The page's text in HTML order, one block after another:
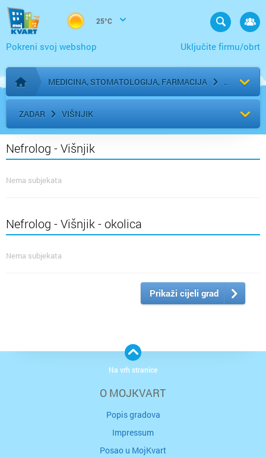
25°C
Uključite firmu/obrt
Pokreni svoj webshop
Početna stranica
MEDICINA, STOMATOLOGIJA, FARMACIJA
ZADAR VIŠNJIK
Nefrolog - Višnjik
Nema subjekata
Nefrolog - Višnjik - okolica
Nema subjekata
Prikaži cijeli grad
O MOJKVART
Popis gradova
Impressum
Posao u MojKvart
Na vrh stranice